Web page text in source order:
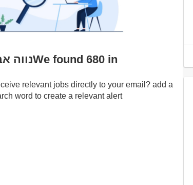
We found 680 inנווה אבות
relevant jobs directly to your email? add a
word to create a relevant alert :-)